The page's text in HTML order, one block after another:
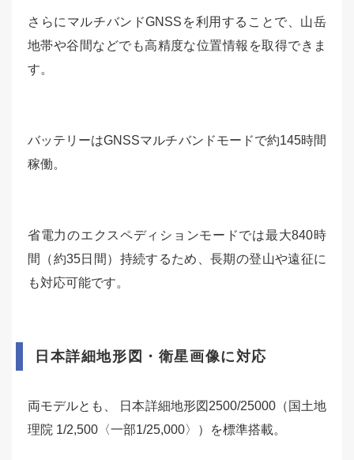
さらにマルチバンドGNSSを利用することで、山岳
地帯や谷間などでも高精度な位置情報を取得できま
す。
バッテリーはGNSSマルチバンドモードで約145時間
稼働。
省電力のエクスペディションモードでは最大840時
間（約35日間）持続するため、長期の登山や遠征に
も対応可能です。
日本詳細地形図・衛星画像に対応
両モデルとも、 日本詳細地形図2500/25000（国土地
理院 1/2,500〈一部1/25,000〉）を標準搭載。